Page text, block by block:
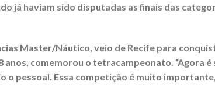
já haviam sido disputadas as finais das
Master/Náutico, veio de Recife para
anos, comemorou o tetracampeonato. “Agora
pessoal. Essa competição é muito